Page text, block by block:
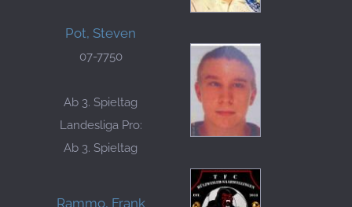
Pot, Steven
07-7750
Ab 3. Spieltag
Landesliga Pro:
Ab 3. Spieltag
Rammo, Frank